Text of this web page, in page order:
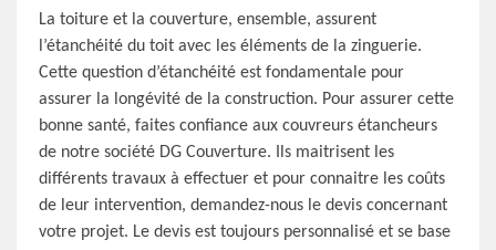
La toiture et la couverture, ensemble, assurent
l’étanchéité du toit avec les éléments de la zinguerie.
Cette question d’étanchéité est fondamentale pour
assurer la longévité de la construction. Pour assurer cette
bonne santé, faites confiance aux couvreurs étancheurs
de notre société DG Couverture. Ils maitrisent les
différents travaux à effectuer et pour connaitre les coûts
de leur intervention, demandez-nous le devis concernant
votre projet. Le devis est toujours personnalisé et se base